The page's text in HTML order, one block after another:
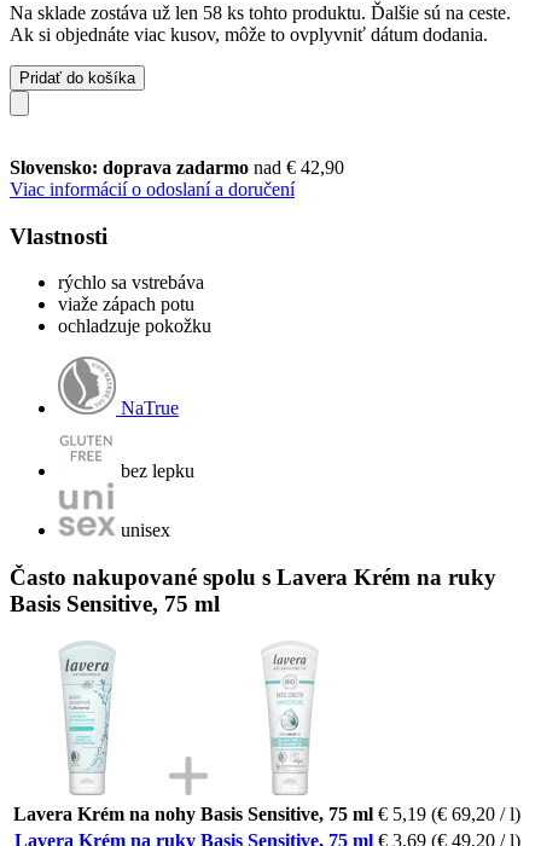
Na sklade zostáva už len 58 ks tohto produktu. Ďalšie sú na ceste.
Ak si objednáte viac kusov, môže to ovplyvniť dátum dodania.
Pridať do košíka
Slovensko: doprava zadarmo nad € 42,90
Viac informácií o odoslaní a doručení
Vlastnosti
rýchlo sa vstrebáva
viaže zápach potu
ochladzuje pokožku
NaTrue
bez lepku
unisex
Často nakupované spolu s Lavera Krém na ruky
Basis Sensitive, 75 ml
Lavera Krém na nohy Basis Sensitive, 75 ml € 5,19 (€ 69,20 / l)
Lavera Krém na ruky Basis Sensitive, 75 ml € 3,69 (€ 49,20 / l)